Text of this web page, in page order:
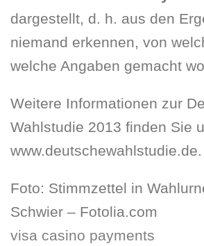
dargestellt, d. h. aus den
niemand erkennen, von
welche Angaben gemacht
Weitere Informationen zur
Wahlstudie 2013 finden Sie
www.deutschewahlstudie.de.
Foto: Stimmzettel in
Schwier – Fotolia.com
visa casino payments